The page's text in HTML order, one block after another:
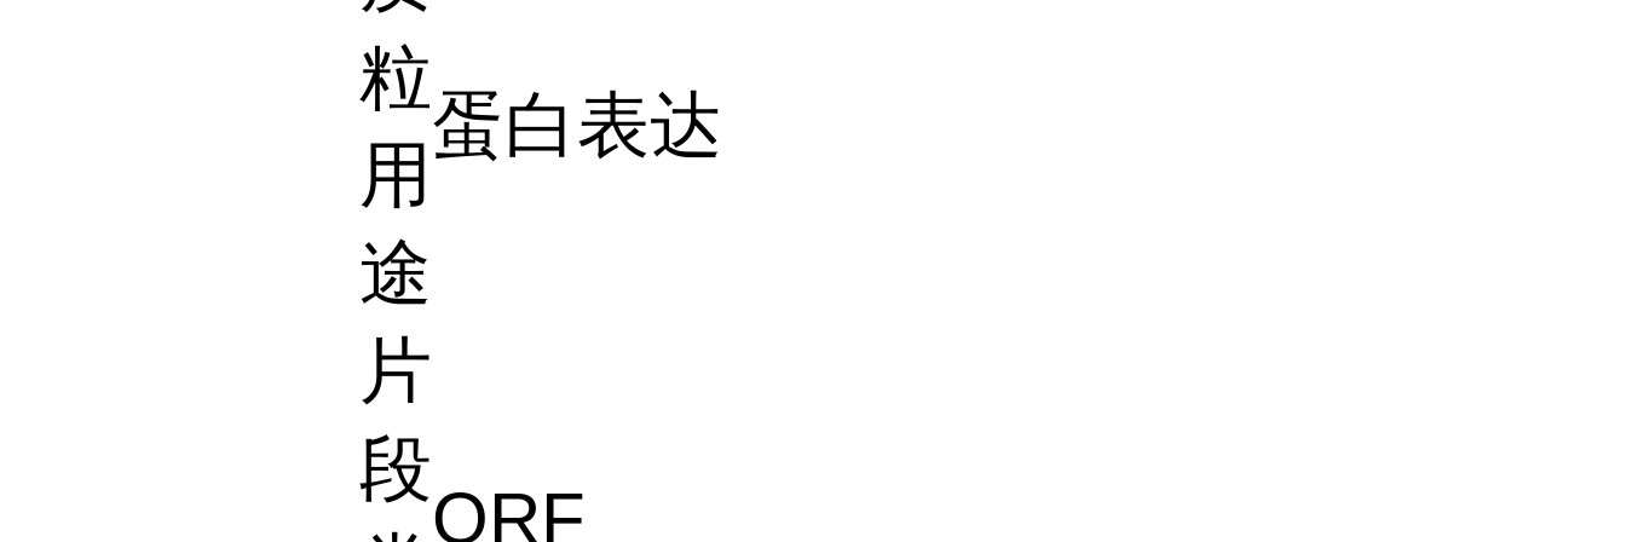
粒
用
途
蛋白表达
片
段
ORF